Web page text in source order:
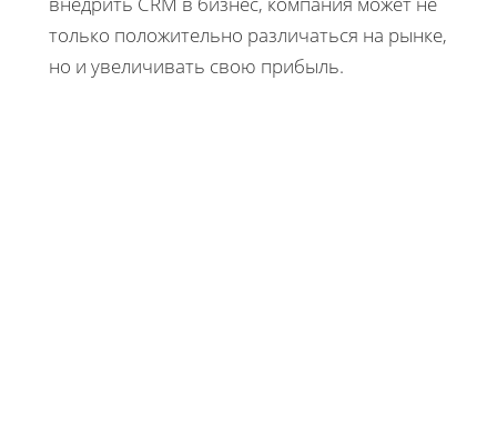
только положительно различаться на рынке,
но и увеличивать свою прибыль.